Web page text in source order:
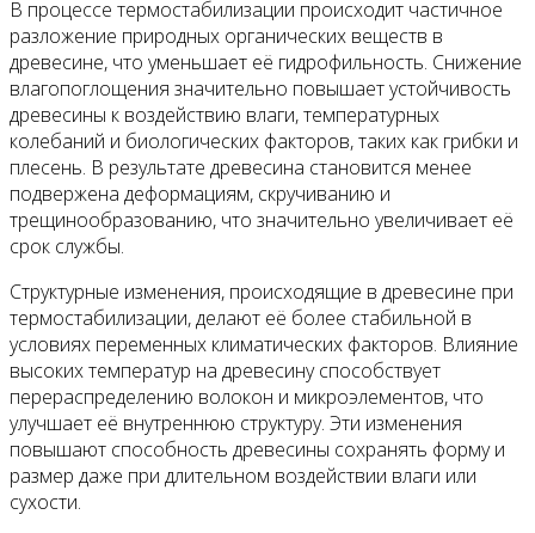
В процессе термостабилизации происходит частичное
разложение природных органических веществ в
древесине, что уменьшает её гидрофильность. Снижение
влагопоглощения значительно повышает устойчивость
древесины к воздействию влаги, температурных
колебаний и биологических факторов, таких как грибки и
плесень. В результате древесина становится менее
подвержена деформациям, скручиванию и
трещинообразованию, что значительно увеличивает её
срок службы.
Структурные изменения, происходящие в древесине при
термостабилизации, делают её более стабильной в
условиях переменных климатических факторов. Влияние
высоких температур на древесину способствует
перераспределению волокон и микроэлементов, что
улучшает её внутреннюю структуру. Эти изменения
повышают способность древесины сохранять форму и
размер даже при длительном воздействии влаги или
сухости.